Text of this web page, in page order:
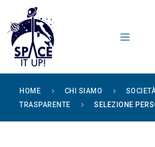
HOME CHI SIAMO
TRASPARENTE
SELEZIONE